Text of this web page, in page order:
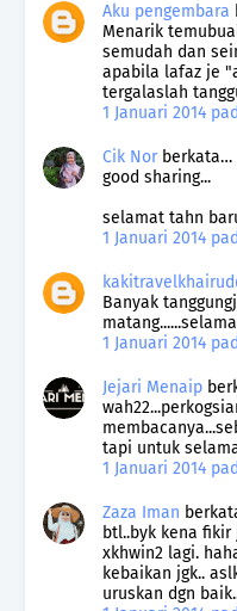
Aku pengembara
Menarik
semudah dan
apabila lafaz je
tergalaslah
1 Januari 2014
Cik Norberkata…
good sharing...
selamat tahn
1 Januari 2014
Banyak
1 Januari 2014
Jejari Menaip
tapi untuk
1 Januari 2014
Zaza Iman
btl..byk kena fikir
xkhwin2 lagi.
kebaikan jgk..
uruskan dgn